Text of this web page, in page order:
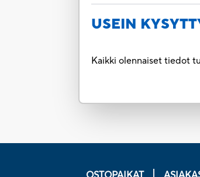
USEIN
Kaikki olennaiset tiedot